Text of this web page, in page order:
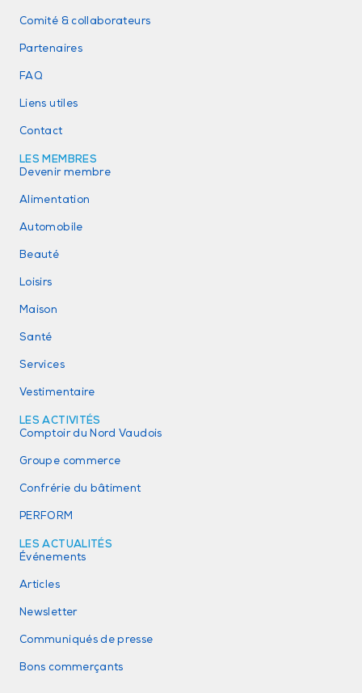
Comité & collaborateurs
Partenaires
FAQ
Liens utiles
Contact
LES MEMBRES
Devenir membre
Alimentation
Automobile
Beauté
Loisirs
Maison
Santé
Services
Vestimentaire
LES ACTIVITÉS
Comptoir du Nord Vaudois
Groupe commerce
Confrérie du bâtiment
PERFORM
LES ACTUALITÉS
Événements
Articles
Newsletter
Communiqués de presse
Bons commerçants